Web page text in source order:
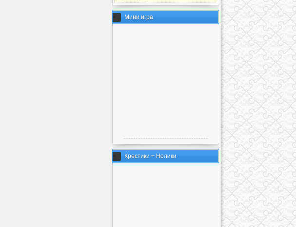
Мини игра
Крестики ~ Нолики